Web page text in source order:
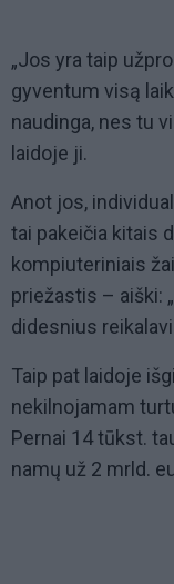
„Jos yra taip
gyventum visą
naudinga, nes tu
laidoje ji.
Anot jos,
tai pakeičia kitais
kompiuteriniais
priežastis – aiški:
didesnius
Taip pat laidoje
nekilnojamam
Pernai 14 tūkst.
namų už 2 mrld.